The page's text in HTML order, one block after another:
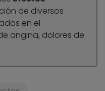
de diversos
en el
angina, dolores de